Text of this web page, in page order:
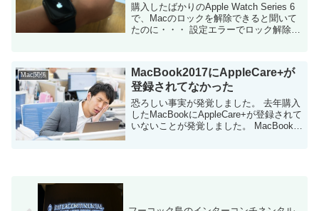
購入したばかりのApple Watch Series 6
で、Macのロックを解除できると聞いて
たのに・・・ 設定エラーでロック解除が
Mac関係
MacBook2017にAppleCare+が
登録されてなかった
恐ろしい事実が発覚しました。 去年購入
したMacBookにAppleCare+が登録されて
いないことが発覚しました。 MacBookを